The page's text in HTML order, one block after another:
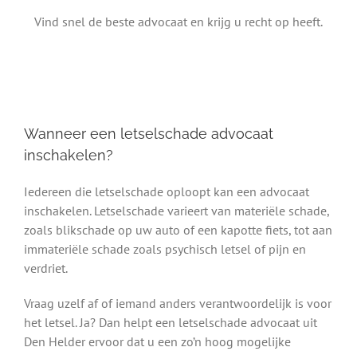
Vind snel de beste advocaat en krijg u recht op heeft.
Wanneer een letselschade advocaat
inschakelen?
Iedereen die letselschade oploopt kan een advocaat
inschakelen. Letselschade varieert van materiële schade,
zoals blikschade op uw auto of een kapotte fiets, tot aan
immateriële schade zoals psychisch letsel of pijn en
verdriet.
Vraag uzelf af of iemand anders verantwoordelijk is voor
het letsel. Ja? Dan helpt een letselschade advocaat uit
Den Helder ervoor dat u een zo’n hoog mogelijke